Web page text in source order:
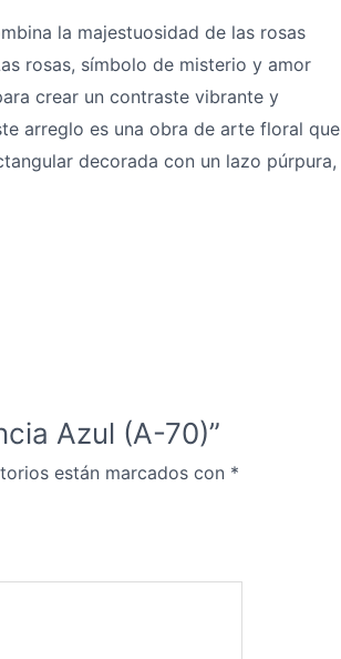
la majestuosidad de las rosas
rosas, símbolo de misterio y amor
crear un contraste vibrante y
arreglo es una obra de arte floral que
decorada con un lazo púrpura,
Azul (A-70)”
están marcados con *